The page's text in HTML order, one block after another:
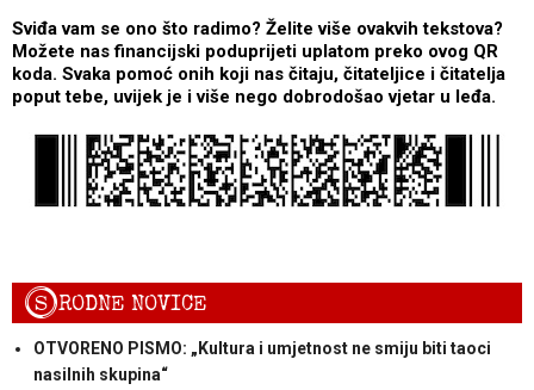
Sviđa vam se ono što radimo? Želite više ovakvih tekstova?
Možete nas financijski poduprijeti uplatom preko ovog QR
koda. Svaka pomoć onih koji nas čitaju, čitateljice i čitatelja
poput tebe, uvijek je i više nego dobrodošao vjetar u leđa.
SRODNE NOVICE
OTVORENO PISMO: „Kultura i umjetnost ne smiju biti taoci
nasilnih skupina“